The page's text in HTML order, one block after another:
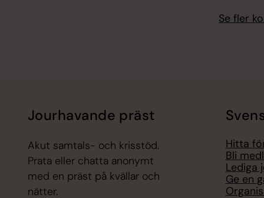
Se fler
Jourhavande präst
Akut samtals- och krisstöd.
Prata eller chatta anonymt
med en präst på kvällar och
nätter.
Hitta
Bli
Lediga
Ge en